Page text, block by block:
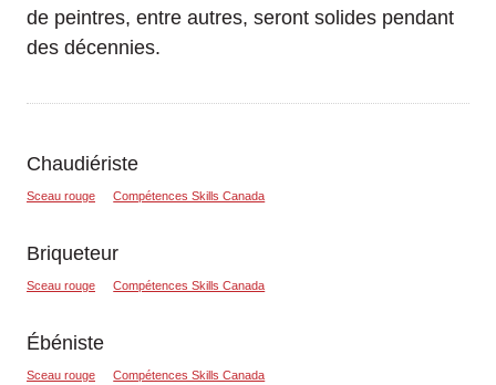
de peintres, entre autres, seront solides pendant
des décennies.
Chaudiériste
Sceau rouge Compétences Skills Canada
Briqueteur
Sceau rouge Compétences Skills Canada
Ébéniste
Sceau rouge Compétences Skills Canada